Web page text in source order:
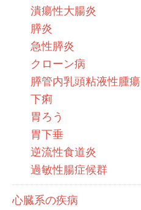
潰瘍性大腸炎
膵炎
急性膵炎
クローン病
膵管内乳頭粘液性腫瘍
下痢
胃ろう
胃下垂
逆流性食道炎
過敏性腸症候群
心臓系の疾病